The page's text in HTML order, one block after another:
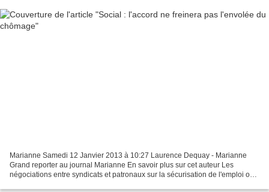
Marianne Samedi 12 Janvier 2013 à 10:27 Laurence Dequay - Marianne
Grand reporter au journal Marianne En savoir plus sur cet auteur Les
négociations entre syndicats et patronaux sur la sécurisation de l'emploi ont